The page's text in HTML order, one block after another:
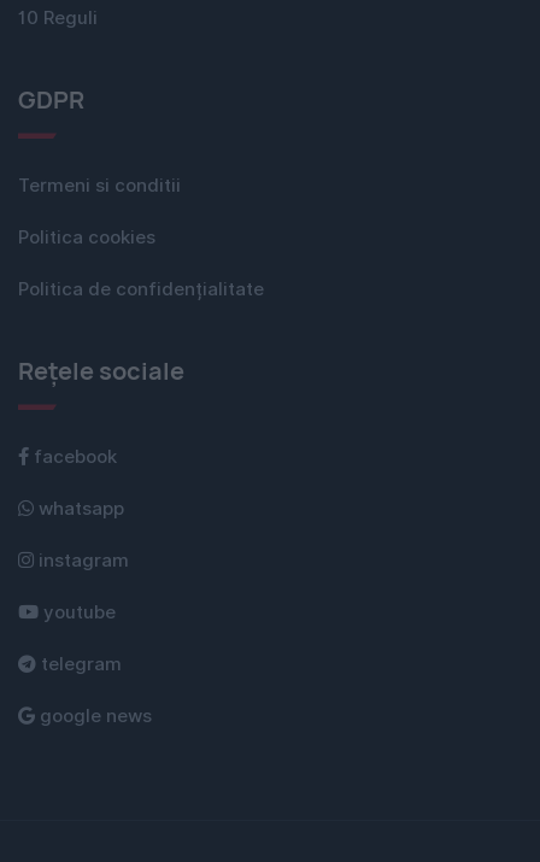
10 Reguli
GDPR
Termeni si conditii
Politica cookies
Politica de confidențialitate
Rețele sociale
facebook
whatsapp
instagram
youtube
telegram
google news